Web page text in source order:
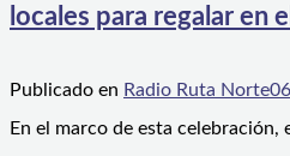
locales para regalar en
Publicado en Radio Ruta Norte
En el marco de esta celebración,